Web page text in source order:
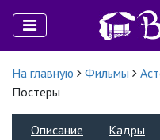
На главную Фильмы
Постеры
Описание Кадры